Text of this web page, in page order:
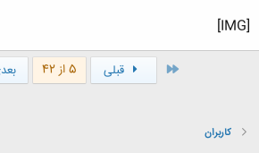
[IMG]
اول قبلی 5 از 42
کاربران